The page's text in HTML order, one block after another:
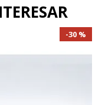
30 %